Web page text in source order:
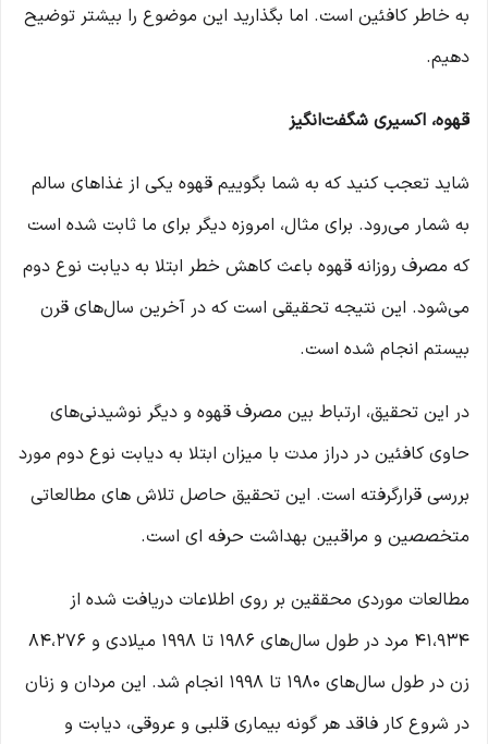
به خاطر کافئین است. اما بگذارید این موضوع را بیشتر توضیح
دهیم.
قهوه، اکسیری شگفت‌انگیز
شاید تعجب کنید که به شما بگوییم قهوه یکی از غذاهای سالم
به شمار می‌رود. برای مثال، امروزه دیگر برای ما ثابت شده است
که مصرف روزانه قهوه باعث کاهش خطر ابتلا به دیابت نوع دوم
می‌شود. این نتیجه تحقیقی است که در آخرین سال‌های قرن
بیستم انجام شده است.
در این تحقیق، ارتباط بین مصرف قهوه و دیگر نوشیدنی‌های
حاوی کافئین در دراز مدت با میزان ابتلا به دیابت نوع دوم مورد
بررسی قرارگرفته است. این تحقیق حاصل تلاش‌ های مطالعاتی
متخصصین و مراقبین بهداشت حرفه ‌ای است.
مطالعات موردی محققین بر روی اطلاعات دریافت شده از
41،934 مرد در طول سال‌های 1986 تا 1998 میلادی و 84،276
زن در طول سال‌های 1980 تا 1998 انجام شد. این مردان و زنان
در شروع کار فاقد هر گونه بیماری قلبی و عروقی، دیابت و